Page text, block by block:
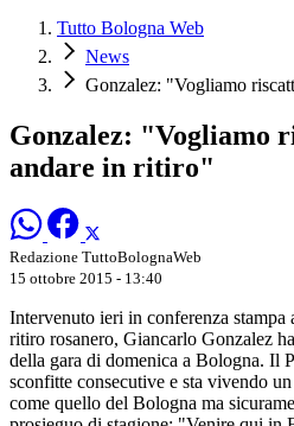
Tutto Bologna Web
News
Gonzalez: "Vogliamo
Gonzalez: "Vogliamo
andare in ritiro"
Redazione TuttoBolognaWeb
15 ottobre 2015 - 13:40
Intervenuto ieri in conferenza stampa
ritiro rosanero, Giancarlo Gonzalez
della gara di domenica a Bologna. Il
sconfitte consecutive e sta vivendo
come quello del Bologna ma